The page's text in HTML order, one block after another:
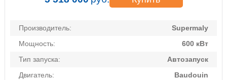
Производитель:
Supermaly
Мощность:
600 кВт
Тип запуска:
Автозапуск
Двигатель:
Baudouin